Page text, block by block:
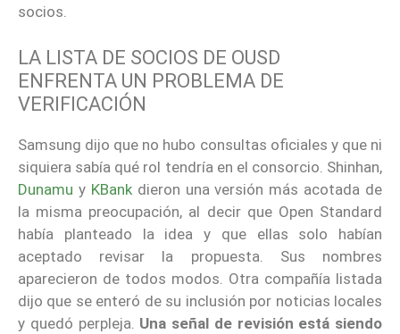
socios.
LA LISTA DE SOCIOS DE OUSD
ENFRENTA UN PROBLEMA DE
VERIFICACIÓN
Samsung dijo que no hubo consultas oficiales y que ni
siquiera sabía qué rol tendría en el consorcio. Shinhan,
Dunamu y KBankdieron una versión más acotada de
la misma preocupación, al decir que Open Standard
había planteado la idea y que ellas solo habían
aceptado revisar la propuesta. Sus nombres
aparecieron de todos modos. Otra compañía listada
dijo que se enteró de su inclusión por noticias locales
y quedó perpleja. Una señal de revisión está siendo